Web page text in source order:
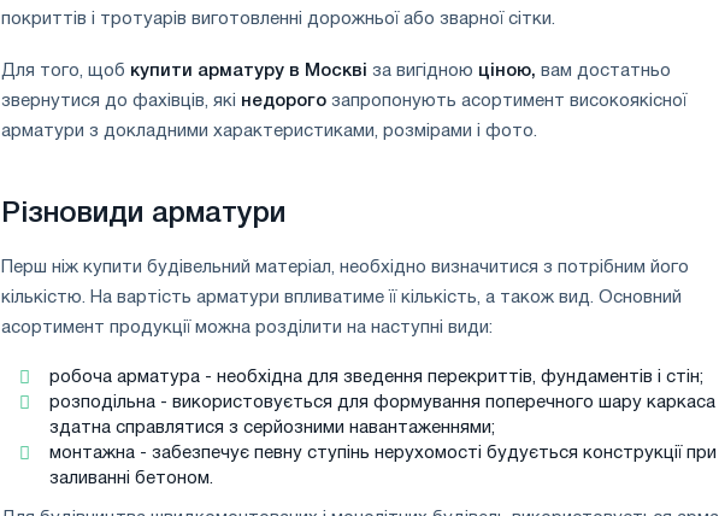
покриттів і тротуарів виготовленні дорожньої або зварної сітки.
Для того, щоб купити арматуру в Москві за вигідною ціною, вам достатньо
звернутися до фахівців, які недорого запропонують асортимент високоякісної
арматури з докладними характеристиками, розмірами і фото.
Різновиди арматури
Перш ніж купити будівельний матеріал, необхідно визначитися з потрібним його
кількістю. На вартість арматури впливатиме її кількість, а також вид. Основний
асортимент продукції можна розділити на наступні види:
робоча арматура - необхідна для зведення перекриттів, фундаментів і стін;
розподільна - використовується для формування поперечного шару каркаса
здатна справлятися з серйозними навантаженнями;
монтажна - забезпечує певну ступінь нерухомості будується конструкції при
заливанні бетоном.